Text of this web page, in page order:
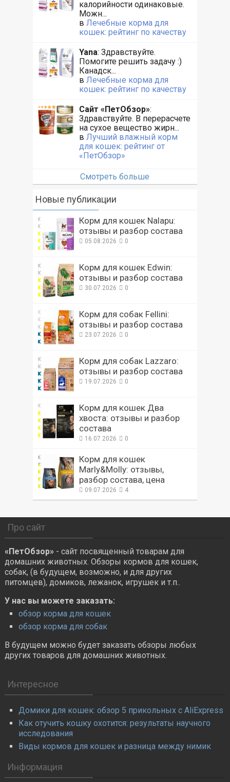
калорийности одинаковые.
Можн...
в Лечебные корма для
кошек: рейтинг по качеству
Yana: Здравствуйте.
Помогите решить задачу :)
Канадск...
в Лечебные корма для
кошек: рейтинг по качеству
Сайт «ПетОбзор»:
Здравствуйте. В перерасчете
на сухое вещество жирн...
в Лучший влажный корм
для кошек: рейтинг от
«ПетОбзор»
Смотреть больше
Новые публикации
Корм для кошек Nalapu:
отзывы и разбор состава
05.08.2026 0
Корм для кошек Edwin:
отзывы и разбор состава
30.07.2026 0
Корм для собак Fellini:
отзывы и разбор состава
23.07.2026 0
Корм для собак Lazzaro:
отзывы и разбор состава
19.07.2026 0
Корм для кошек Два
хвоста: отзывы и разбор
состава
16.07.2026 0
Корм для кошек
Marly&Molly: отзывы,
разбор состава, цена
09.07.2026 4
Про сайт
«ПетОбзор»- сайт посвященный товарам для
домашних животных. Обзоры кормов для кошек,
собак, (в будущем, возможно, и для других
питомцев), домиков, лежанок, игрушек и т.п..
У нас вы можете заказать:
обзор корма для кошек
обзор корма для собак
В будущем можно будет заказать обзоры любых
других товаров для домашних животных.
Интересное
Домики для кошек: обзор 5 прикольных с AliExpress
Как отучить кошку охотится: результаты научного
исследования
Виды кормов для кошек и разница между нимик
Информация